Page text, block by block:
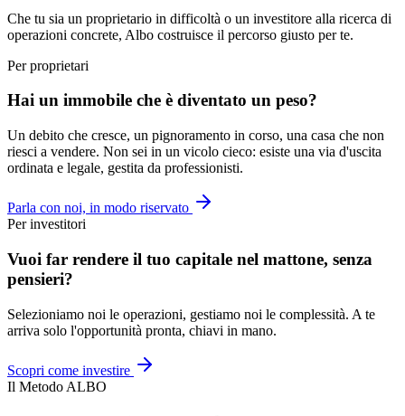
Che tu sia un proprietario in difficoltà o un investitore alla ricerca di
operazioni concrete, Albo costruisce il percorso giusto per te.
Per proprietari
Hai un immobile che è diventato un peso?
Un debito che cresce, un pignoramento in corso, una casa che non
riesci a vendere. Non sei in un vicolo cieco: esiste una via d'uscita
ordinata e legale, gestita da professionisti.
Parla con noi, in modo riservato
Per investitori
Vuoi far rendere il tuo capitale nel mattone, senza
pensieri?
Selezioniamo noi le operazioni, gestiamo noi le complessità. A te
arriva solo l'opportunità pronta, chiavi in mano.
Scopri come investire
Il Metodo ALBO